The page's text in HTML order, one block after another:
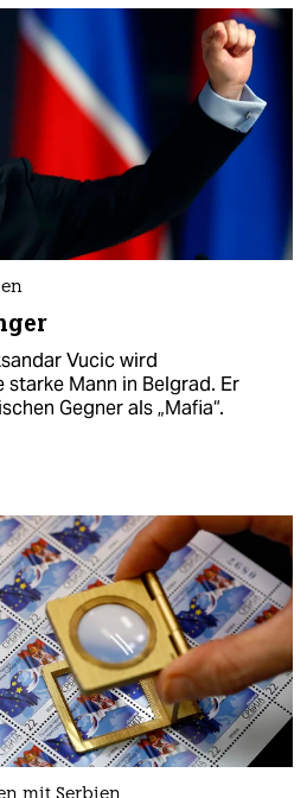
Vucic wird
Mann in Belgrad. Er
Gegner als „Mafia“.